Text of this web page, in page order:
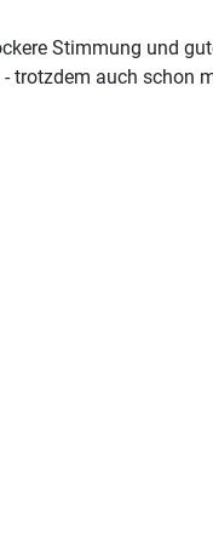
Stimmung und
trotzdem auch schon